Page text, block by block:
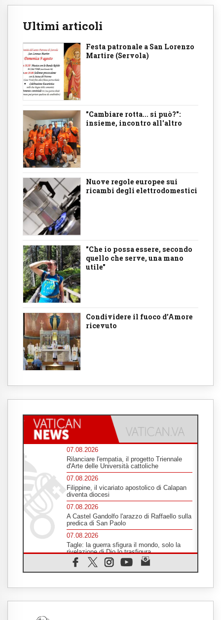
Ultimi articoli
Festa patronale a San Lorenzo
Martire (Servola)
"Cambiare rotta... si può?":
insieme, incontro all'altro
Nuove regole europee sui
ricambi degli elettrodomestici
"Che io possa essere, secondo
quello che serve, una mano
utile"
Condividere il fuoco d’Amore
ricevuto
07.08.2026
Rilanciare l'empatia, il progetto Triennale
d'Arte delle Università cattoliche
07.08.2026
Filippine, il vicariato apostolico di Calapan
diventa diocesi
07.08.2026
A Castel Gandolfo l'arazzo di Raffaello sulla
predica di San Paolo
07.08.2026
Tagle: la guerra sfigura il mondo, solo la
rivelazione di Dio lo trasfigura
07.08.2026
Il Papa in Francia, quattro giorni intensi tra
SIGNIS 2026, dare voce alle religiose